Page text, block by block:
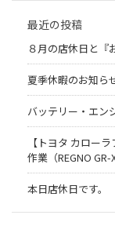
最近の投稿
８月の店休日と『
夏季休暇のお知ら
バッテリー・エン
【トヨタ カロー
作業（REGNO GR-
本日店休日です。